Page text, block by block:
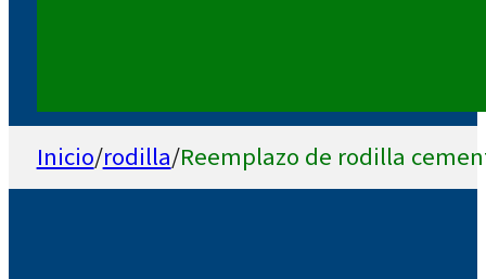
Inicio/rodilla/Reemplazo de rodilla